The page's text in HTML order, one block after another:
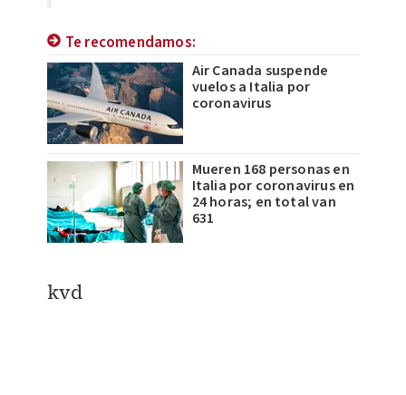
Te recomendamos:
Air Canada suspende
vuelos a Italia por
coronavirus
Mueren 168 personas en
Italia por coronavirus en
24 horas; en total van
631
kvd